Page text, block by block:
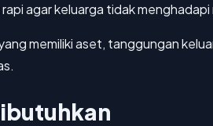
agar keluarga tidak
memiliki aset, tanggungan